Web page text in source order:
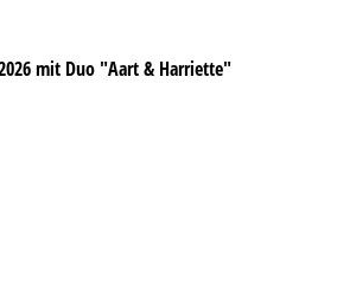
mit Duo "Aart & Harriette"